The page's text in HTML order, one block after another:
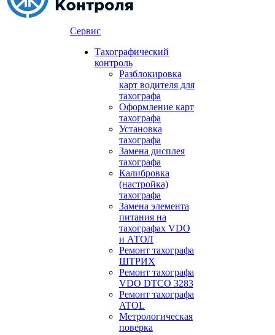
Сервис
Тахографический
контроль
Разблокировка
карт водителя для
тахографа
Оформление карт
тахографа
Установка
тахографа
Замена дисплея
тахографа
Калибровка
(настройка)
тахографа
Замена элемента
питания на
тахографах VDO
и АТОЛ
Ремонт тахографа
ШТРИХ
Ремонт тахографа
VDO DTCO 3283
Ремонт тахографа
ATOL
Метрологическая
поверка